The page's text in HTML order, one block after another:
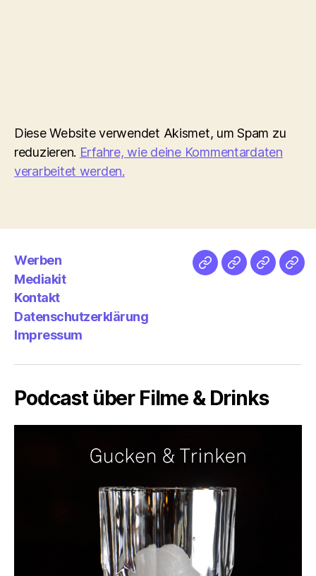
Diese Website verwendet Akismet, um Spam zu
reduzieren. Erfahre, wie deine Kommentardaten
verarbeitet werden.
Werben
Mediakit
Kontakt
Datenschutzerklärung
Impressum
NetzMedien
Podcast über Filme & Drinks